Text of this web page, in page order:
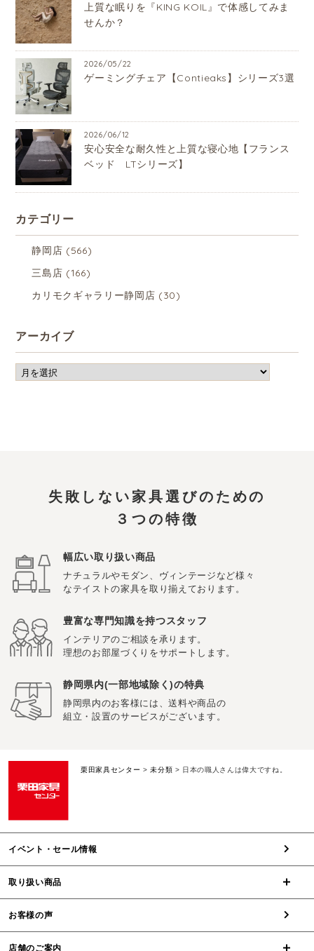
上質な眠りを『KING KOIL』で体感してみま
せんか？
2026/05/22
ゲーミングチェア【Contieaks】シリーズ3選
2026/06/12
安心安全な耐久性と上質な寝心地【フランス
ベッド LTシリーズ】
カテゴリー
静岡店 (566)
三島店 (166)
カリモクギャラリー静岡店 (30)
アーカイブ
失敗しない家具選びのための
３つの特徴
幅広い取り扱い商品
ナチュラルやモダン、ヴィンテージなど様々
なテイストの家具を取り揃えております。
豊富な専門知識を持つスタッフ
インテリアのご相談を承ります。
理想のお部屋づくりをサポートします。
静岡県内(一部地域除く)の特典
静岡県内のお客様には、送料や商品の
組立・設置のサービスがございます。
栗田家具センター >未分類 > 日本の職人さんは偉大ですね。
イベント・セール情報
取り扱い商品
お客様の声
店舗のご案内